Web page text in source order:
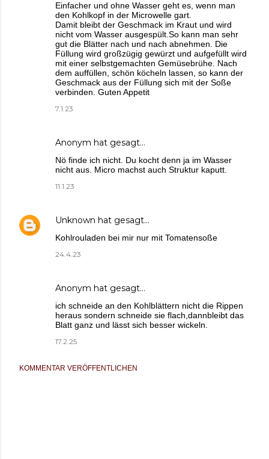
Einfacher und ohne Wasser geht es, wenn man
den Kohlkopf in der Microwelle gart.
Damit bleibt der Geschmack im Kraut und wird
nicht vom Wasser ausgespült.So kann man sehr
gut die Blätter nach und nach abnehmen. Die
Füllung wird großzügig gewürzt und aufgefüllt wird
mit einer selbstgemachten Gemüsebrühe. Nach
dem auffüllen, schön köcheln lassen, so kann der
Geschmack aus der Füllung sich mit der Soße
verbinden. Guten Appetit
7.1.23
Anonym hat gesagt…
Nö finde ich nicht. Du kocht denn ja im Wasser
nicht aus. Micro machst auch Struktur kaputt.
11.1.23
Unknown hat gesagt…
Kohlrouladen bei mir nur mit Tomatensoße
24.4.23
Anonym hat gesagt…
ich schneide an den Kohlblättern nicht die Rippen
heraus sondern schneide sie flach,dannbleibt das
Blatt ganz und lässt sich besser wickeln.
17.2.25
KOMMENTAR VERÖFFENTLICHEN